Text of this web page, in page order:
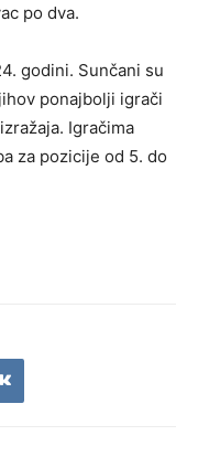
po dva.
godini. Sunčani su
ponajbolji igrači
Igračima
za pozicije od 5. do